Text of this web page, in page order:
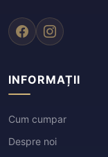
INFORMAȚII
Cum cumpar
Despre noi